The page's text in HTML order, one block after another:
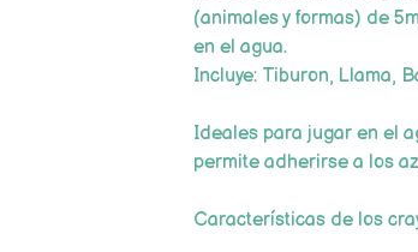
(animales y formas) de
en el agua.
Incluye: Tiburon, Llama,
Ideales para jugar en el
permite adherirse a los
Características de los